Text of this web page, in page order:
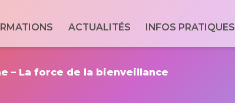
du
ACTUALITÉS INFOS PRATIQUES
– La force de la bienveillance